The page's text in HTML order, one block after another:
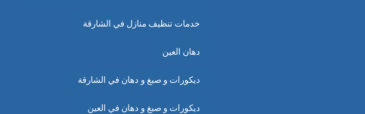
خدمات تنظيف منازل في الشارقة
دهان العين
ديكورات و صبغ و دهان في الشارقة
ديكورات و صبغ و دهان في العين